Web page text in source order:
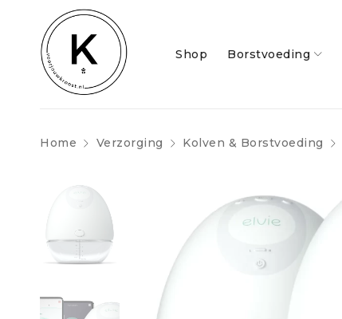
Shop Borstvoeding
Home Verzorging Kolven & Borstvoeding